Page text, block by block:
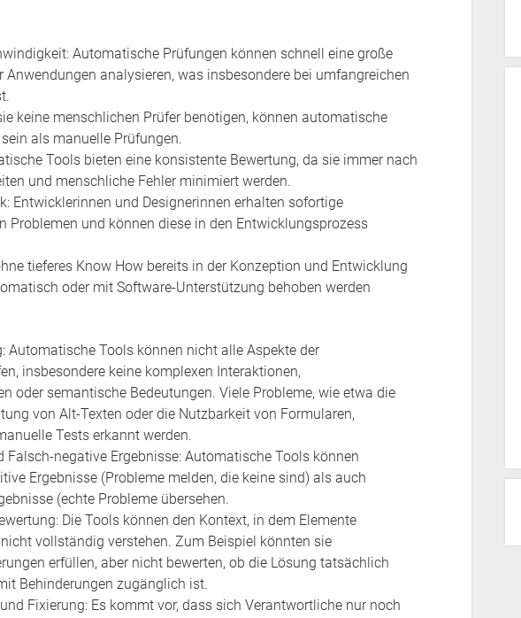
Automatische Prüfungen können schnell eine große
Anwendungen analysieren, was insbesondere bei umfangreichen
keine menschlichen Prüfer benötigen, können automatische
als manuelle Prüfungen.
Tools bieten eine konsistente Bewertung, da sie immer nach
und menschliche Fehler minimiert werden.
Entwicklerinnen und Designerinnen erhalten sofortige
Problemen und können diese in den Entwicklungsprozess
tieferes Know How bereits in der Konzeption und Entwicklung
oder mit Software-Unterstützung behoben werden
Automatische Tools können nicht alle Aspekte der
insbesondere keine komplexen Interaktionen,
oder semantische Bedeutungen. Viele Probleme, wie etwa die
von Alt-Texten oder die Nutzbarkeit von Formularen,
Tests erkannt werden.
Falsch-negative Ergebnisse: Automatische Tools können
Ergebnisse (Probleme melden, die keine sind) als auch
(echte Probleme übersehen.
Die Tools können den Kontext, in dem Elemente
vollständig verstehen. Zum Beispiel könnten sie
erfüllen, aber nicht bewerten, ob die Lösung tatsächlich
Behinderungen zugänglich ist.
Fixierung: Es kommt vor, dass sich Verantwortliche nur noch